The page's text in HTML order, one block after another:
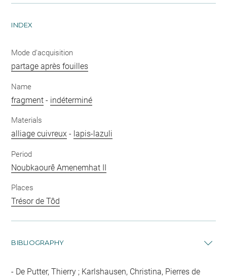
INDEX
Mode d'acquisition
partage après fouilles
Name
fragment - indéterminé
Materials
alliage cuivreux - lapis-lazuli
Period
Noubkaourê Amenemhat II
Places
Trésor de Tôd
BIBLIOGRAPHY
De Putter, Thierry ; Karlshausen, Christina, Pierres de